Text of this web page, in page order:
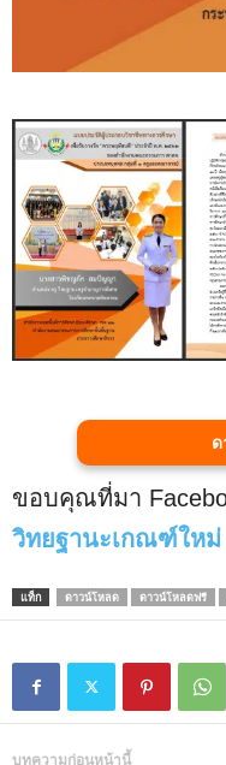
ขอบคุณที่มา
วิทยฐานะเกณฑ์ให
แท็ก ดาวน์โหลด ดาวน์โหลดฟรี
บทความก่อนหน้านี้